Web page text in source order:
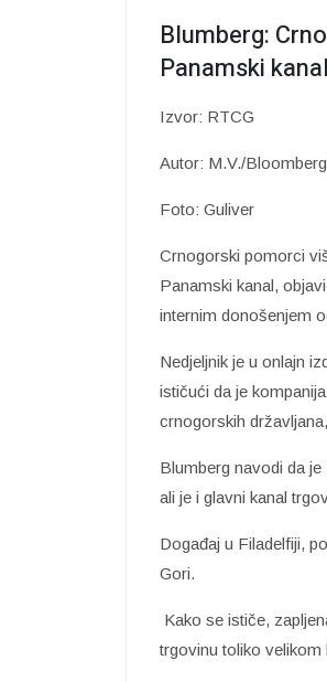
Blumberg:
Panamski kanal
Izvor: RTCG
Autor: M.V./
Foto: Guliver
Crnogorski pomorci
Panamski kanal,
internim donošenjem
Nedjeljnik je u onlajn
ističući da je
crnogorskih
Blumberg navodi da
ali je i glavni kanal
Događaj u Filadelfiji,
Gori.
Kako se ističe,
trgovinu toliko velikom